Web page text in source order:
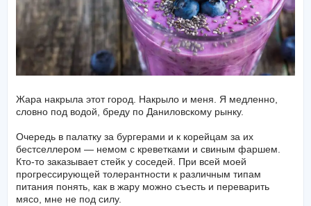
Жара накрыла этот город. Накрыло и меня. Я медленно,
словно под водой, бреду по Даниловскому рынку.
Очередь в палатку за бургерами и к корейцам за их
бестселлером — немом с креветками и свиным фаршем.
Кто-то заказывает стейк у соседей. При всей моей
прогрессирующей толерантности к различным типам
питания понять, как в жару можно съесть и переварить
мясо, мне не под силу.